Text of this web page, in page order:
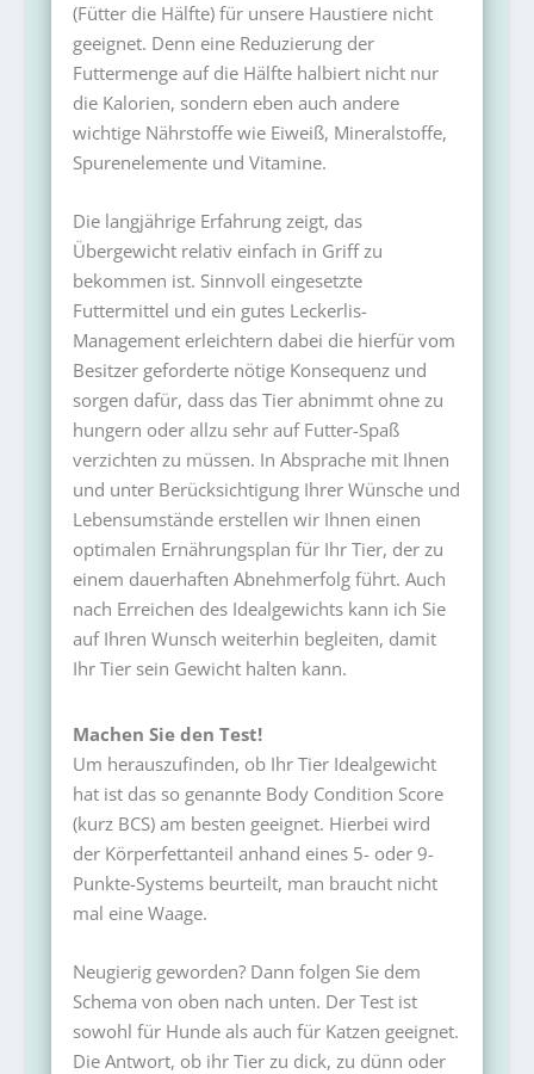
(Fütter die Hälfte) für unsere Haustiere nicht
geeignet. Denn eine Reduzierung der
Futtermenge auf die Hälfte halbiert nicht nur
die Kalorien, sondern eben auch andere
wichtige Nährstoffe wie Eiweiß, Mineralstoffe,
Spurenelemente und Vitamine.
Die langjährige Erfahrung zeigt, das
Übergewicht relativ einfach in Griff zu
bekommen ist. Sinnvoll eingesetzte
Futtermittel und ein gutes Leckerlis-
Management erleichtern dabei die hierfür vom
Besitzer geforderte nötige Konsequenz und
sorgen dafür, dass das Tier abnimmt ohne zu
hungern oder allzu sehr auf Futter-Spaß
verzichten zu müssen. In Absprache mit Ihnen
und unter Berücksichtigung Ihrer Wünsche und
Lebensumstände erstellen wir Ihnen einen
optimalen Ernährungsplan für Ihr Tier, der zu
einem dauerhaften Abnehmerfolg führt. Auch
nach Erreichen des Idealgewichts kann ich Sie
auf Ihren Wunsch weiterhin begleiten, damit
Ihr Tier sein Gewicht halten kann.
Machen Sie den Test!
Um herauszufinden, ob Ihr Tier Idealgewicht
hat ist das so genannte Body Condition Score
(kurz BCS) am besten geeignet. Hierbei wird
der Körperfettanteil anhand eines 5- oder 9-
Punkte-Systems beurteilt, man braucht nicht
mal eine Waage.
Neugierig geworden? Dann folgen Sie dem
Schema von oben nach unten. Der Test ist
sowohl für Hunde als auch für Katzen geeignet.
Die Antwort, ob ihr Tier zu dick, zu dünn oder